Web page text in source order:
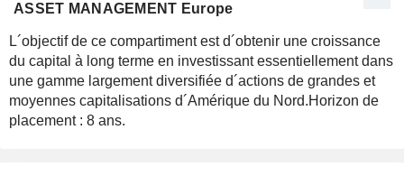
ASSET MANAGEMENT Europe
L´objectif de ce compartiment est d´obtenir une croissance
du capital à long terme en investissant essentiellement dans
une gamme largement diversifiée d´actions de grandes et
moyennes capitalisations d´Amérique du Nord.Horizon de
placement : 8 ans.